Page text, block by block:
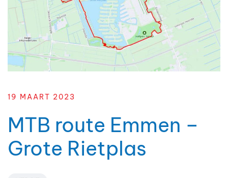
19 MAART 2023
MTB route Emmen –
Grote Rietplas